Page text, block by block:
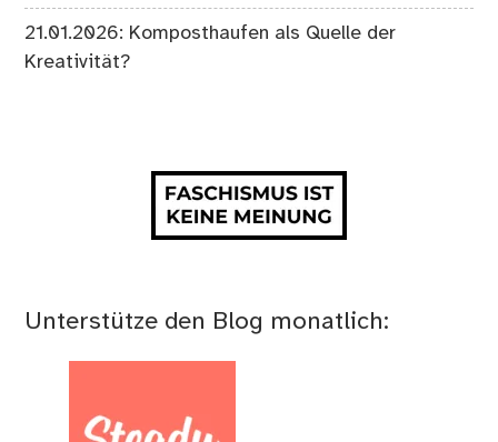
21.01.2026: Komposthaufen als Quelle der
Kreativität?
Unterstütze den Blog monatlich: